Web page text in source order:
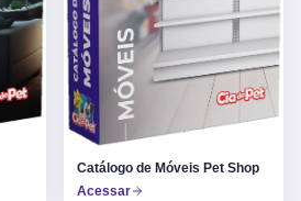
Catálogo de Móveis Pet Shop
Acessar